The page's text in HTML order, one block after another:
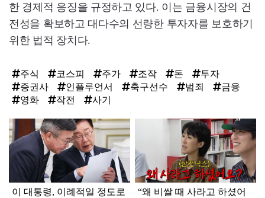
한 경제적 응징을 규정하고 있다. 이는 금융시장의 건
전성을 확보하고 대다수의 선량한 투자자를 보호하기
위한 법적 장치다.
주식 코스피 주가 조작 돈
투자
증권사
인플루언서 축구선수 범죄
금융
영화
작전 사기
탑
라
인
이 대통령, 이례적일 정도로
“왜 비쌀 때 사라고 하셨어